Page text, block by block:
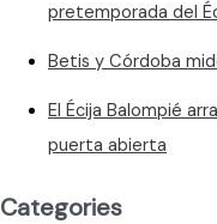
pretemporada del
Betis y Córdoba
El Écija Balompié
puerta abierta
Categories